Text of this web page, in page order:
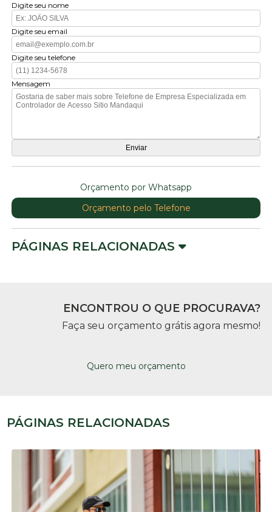
Digite seu nome
Digite seu email
Digite seu telefone
Mensagem
Orçamento por Whatsapp
Orçamento pelo Telefone
PÁGINAS RELACIONADAS
ENCONTROU O QUE PROCURAVA?
Faça seu orçamento grátis agora mesmo!
Quero meu orçamento
PÁGINAS RELACIONADAS